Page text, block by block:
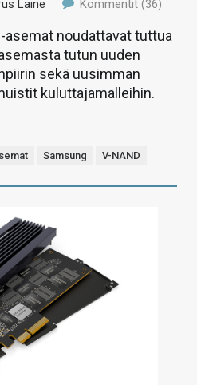
Laine Kommentit (36)
asemat noudattavat tuttua
tutun uuden
sekä uusimman
kuluttajamalleihin.
Samsung V-NAND